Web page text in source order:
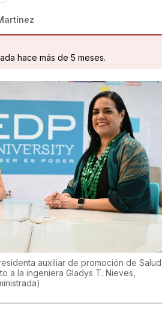
hace más de 5 meses.
auxiliar de promoción de Salud
a la ingeniera Gladys T. Nieves,
)